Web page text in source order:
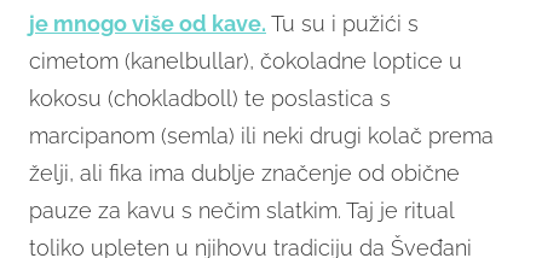
je mnogo više od kave. Tu su i pužići s
cimetom (kanelbullar), čokoladne loptice u
kokosu (chokladboll) te poslastica s
marcipanom (semla) ili neki drugi kolač prema
želji, ali fika ima dublje značenje od obične
pauze za kavu s nečim slatkim. Taj je ritual
toliko upleten u njihovu tradiciju da Šveđani